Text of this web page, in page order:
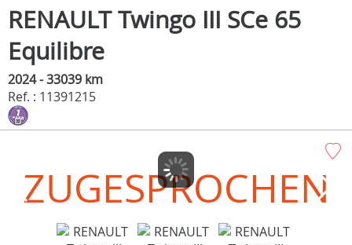
RENAULT Twingo III SCe 65
Equilibre
2024 - 33039 km
Ref. : 11391215
ZUGESPROCHEN